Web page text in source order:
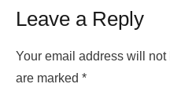
Leave a Reply
Your email address will not
are marked *